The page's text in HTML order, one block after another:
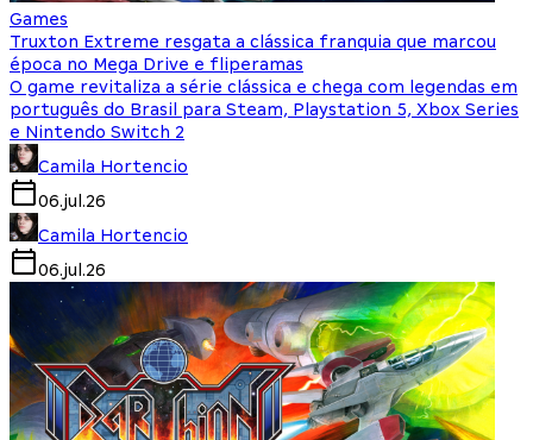
Games
Truxton Extreme resgata a clássica franquia que marcou
época no Mega Drive e fliperamas
O game revitaliza a série clássica e chega com legendas em
português do Brasil para Steam, Playstation 5, Xbox Series
e Nintendo Switch 2
Camila Hortencio
06.jul.26
Camila Hortencio
06.jul.26